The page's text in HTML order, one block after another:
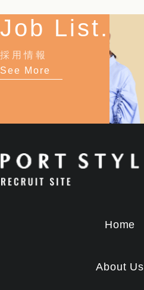
Job List.
採用情報
See More
Home
About Us